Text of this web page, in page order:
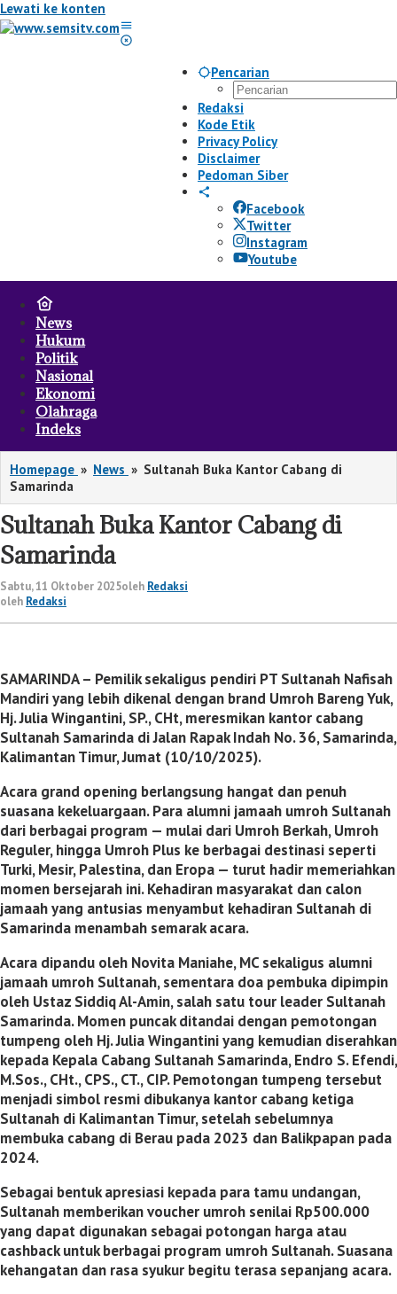
Lewati ke konten
Pencarian
Redaksi
Kode Etik
Privacy Policy
Disclaimer
Pedoman Siber
Facebook
Twitter
Instagram
Youtube
News
Hukum
Politik
Nasional
Ekonomi
Olahraga
Indeks
Homepage » News » Sultanah Buka Kantor Cabang di
Samarinda
Sultanah Buka Kantor Cabang di
Samarinda
Sabtu, 11 Oktober 2025oleh Redaksi
oleh Redaksi
SAMARINDA – Pemilik sekaligus pendiri PT Sultanah Nafisah
Mandiri yang lebih dikenal dengan brand Umroh Bareng Yuk,
Hj. Julia Wingantini, SP., CHt, meresmikan kantor cabang
Sultanah Samarinda di Jalan Rapak Indah No. 36, Samarinda,
Kalimantan Timur, Jumat (10/10/2025).
Acara grand opening berlangsung hangat dan penuh
suasana kekeluargaan. Para alumni jamaah umroh Sultanah
dari berbagai program — mulai dari Umroh Berkah, Umroh
Reguler, hingga Umroh Plus ke berbagai destinasi seperti
Turki, Mesir, Palestina, dan Eropa — turut hadir memeriahkan
momen bersejarah ini. Kehadiran masyarakat dan calon
jamaah yang antusias menyambut kehadiran Sultanah di
Samarinda menambah semarak acara.
Acara dipandu oleh Novita Maniahe, MC sekaligus alumni
jamaah umroh Sultanah, sementara doa pembuka dipimpin
oleh Ustaz Siddiq Al-Amin, salah satu tour leader Sultanah
Samarinda. Momen puncak ditandai dengan pemotongan
tumpeng oleh Hj. Julia Wingantini yang kemudian diserahkan
kepada Kepala Cabang Sultanah Samarinda, Endro S. Efendi,
M.Sos., CHt., CPS., CT., CIP. Pemotongan tumpeng tersebut
menjadi simbol resmi dibukanya kantor cabang ketiga
Sultanah di Kalimantan Timur, setelah sebelumnya
membuka cabang di Berau pada 2023 dan Balikpapan pada
2024.
Sebagai bentuk apresiasi kepada para tamu undangan,
Sultanah memberikan voucher umroh senilai Rp500.000
yang dapat digunakan sebagai potongan harga atau
cashback untuk berbagai program umroh Sultanah. Suasana
kehangatan dan rasa syukur begitu terasa sepanjang acara.